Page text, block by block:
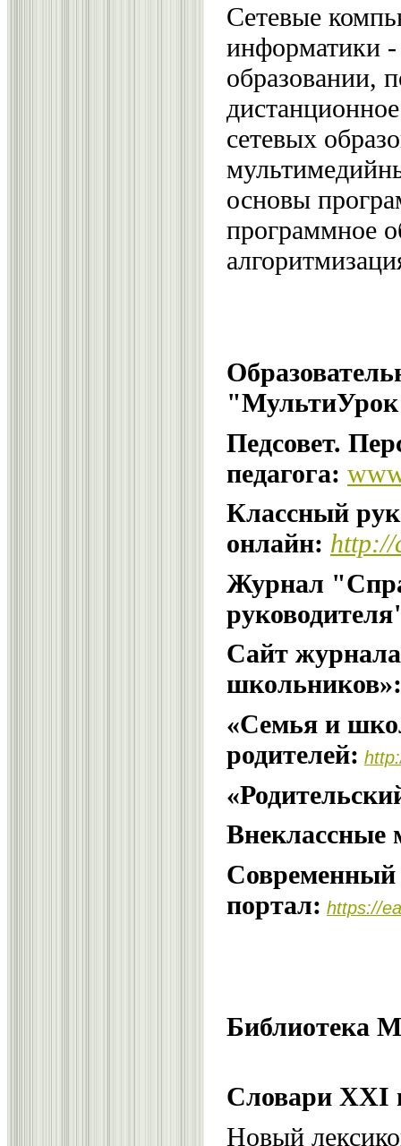
Сетевые
информатики
образовании,
сетевых
основы
программное
Педсовет.
педагога:
Классный
онлайн: http://
Журнал
Сайт журнала
школьников»:
«Семья и
родителей:
Внеклассные
Современный
портал: https://
Библиотека
Словари XXI
Новый